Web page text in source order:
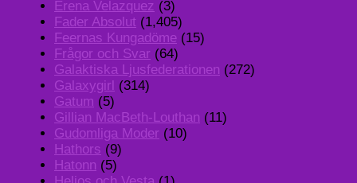
Erena Velazquez (3)
Fader Absolut (1,405)
Feernas Kungadöme (15)
Frågor och Svar (64)
Galaktiska Ljusfederationen (272)
Galaxygirl (314)
Gatum (5)
Gillian MacBeth-Louthan (11)
Gudomliga Moder (10)
Hathors (9)
Hatonn (5)